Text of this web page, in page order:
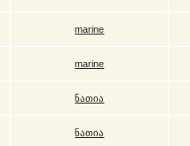
marine
marine
ნათია
ნათია